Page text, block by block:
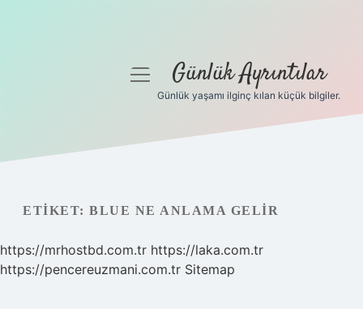
Gizlilik Politikası
menüyüGünlük Ayrıntılar
Günlük yaşamı ilginç kılan küçük bilgiler.
ETIKET: BLUE NE ANLAMA GELIR
https://mrhostbd.com.tr https://laka.com.tr
https://pencereuzmani.com.tr Sitemap